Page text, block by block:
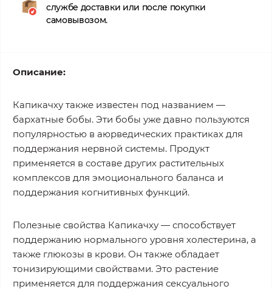
службе доставки или после покупки
самовывозом.
Описание:
Капикачху также известен под названием —
бархатные бобы. Эти бобы уже давно пользуются
популярностью в аюрведических практиках для
поддержания нервной системы. Продукт
применяется в составе других растительных
комплексов для эмоционального баланса и
поддержания когнитивных функций.
Полезные свойства Капикачху — способствует
поддержанию нормального уровня холестерина, а
также глюкозы в крови. Он также обладает
тонизирующими свойствами. Это растение
применяется для поддержания сексуального